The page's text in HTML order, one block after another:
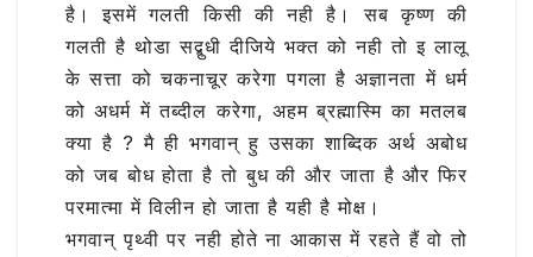
है। इसमें गलती किसी की नही है। सब कृष्ण की
गलती है थोडा सद्बुधी दीजिये भक्त को नही तो इ लालू
के सत्ता को चकनाचूर करेगा पगला है अज्ञानता में धर्म
को अधर्म में तब्दील करेगा, अहम ब्रह्मास्मि का मतलब
क्या है ? मै ही भगवान् हु उसका शाब्दिक अर्थ अबोध
को जब बोध होता है तो बुध की और जाता है और फिर
परमात्मा में विलीन हो जाता है यही है मोक्ष।
भगवान् पृथ्वी पर नही होते ना आकास में रहते हैं वो तो